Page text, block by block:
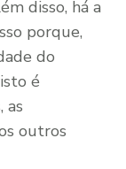
disso, há a
porque,
do
é
as
outros